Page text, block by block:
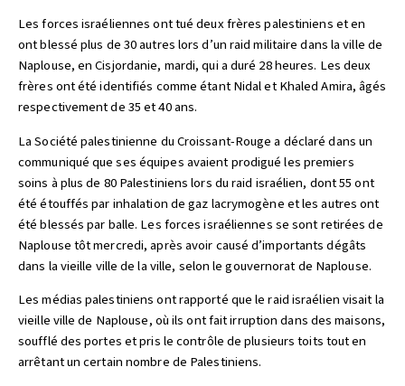
Les forces israéliennes ont tué deux frères palestiniens et en
ont blessé plus de 30 autres lors d’un raid militaire dans la ville de
Naplouse, en Cisjordanie, mardi, qui a duré 28 heures. Les deux
frères ont été identifiés comme étant Nidal et Khaled Amira, âgés
respectivement de 35 et 40 ans.
La Société palestinienne du Croissant-Rouge a déclaré dans un
communiqué que ses équipes avaient prodigué les premiers
soins à plus de 80 Palestiniens lors du raid israélien, dont 55 ont
été étouffés par inhalation de gaz lacrymogène et les autres ont
été blessés par balle. Les forces israéliennes se sont retirées de
Naplouse tôt mercredi, après avoir causé d’importants dégâts
dans la vieille ville de la ville, selon le gouvernorat de Naplouse.
Les médias palestiniens ont rapporté que le raid israélien visait la
vieille ville de Naplouse, où ils ont fait irruption dans des maisons,
soufflé des portes et pris le contrôle de plusieurs toits tout en
arrêtant un certain nombre de Palestiniens.